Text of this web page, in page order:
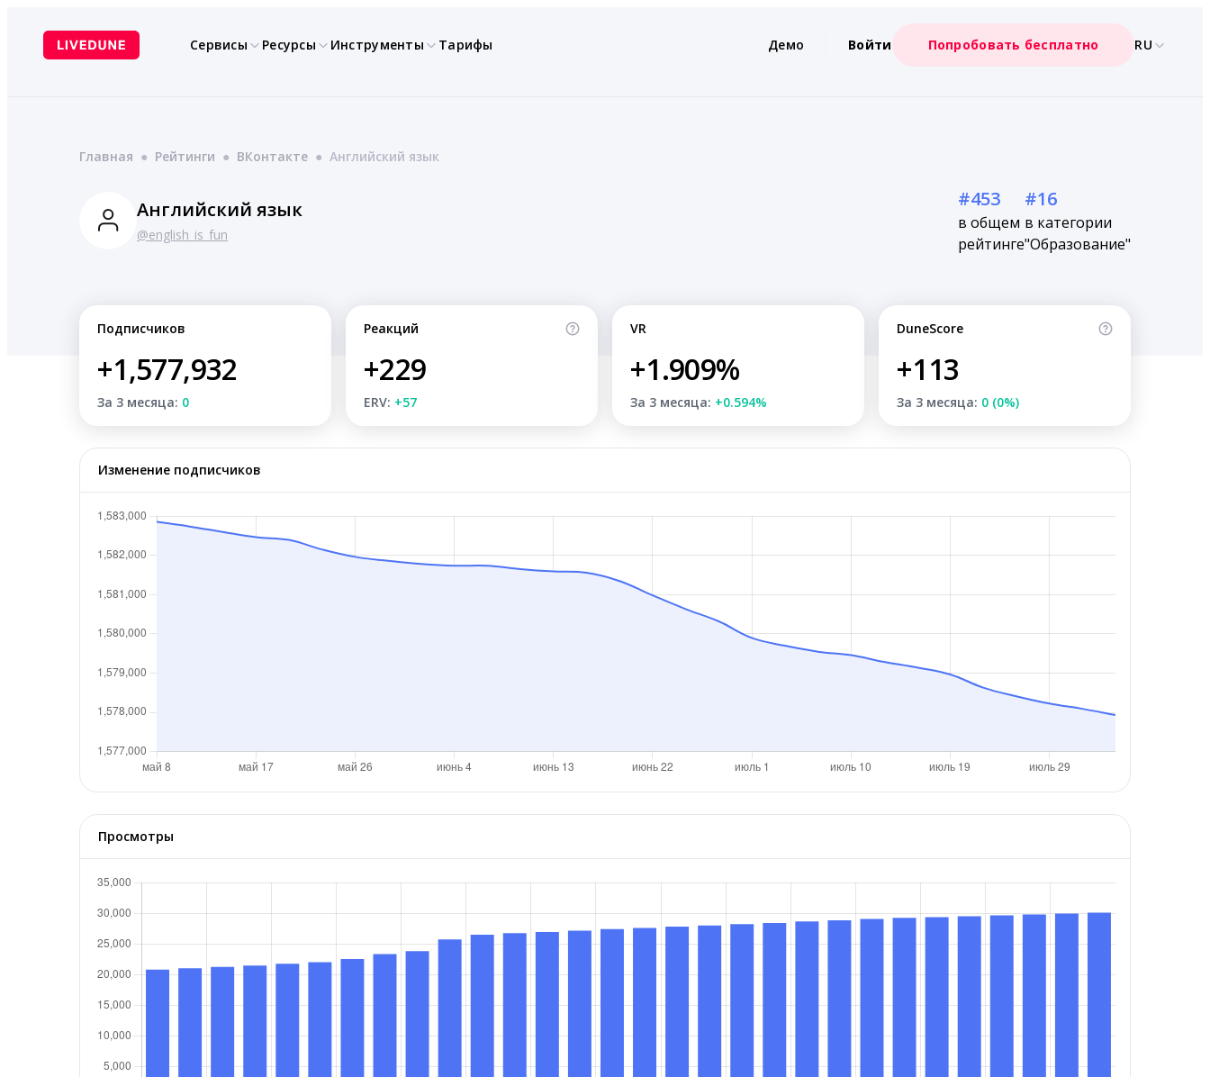
содержимому
Сервисы Ресурсы Инструменты Тарифы Демо Войти Попробовать бесплатно RU
Главная ● Рейтинги ● ВКонтакте ● Английский язык
Английский язык
@english_is_fun
#453
в общем
рейтинге
#16
в категории
"Образование"
Подписчиков
+1,577,932
За 3 месяца: 0
Реакций
+229
ERV: +57
VR
+1.909%
За 3 месяца: +0.594%
DuneScore
+113
За 3 месяца: 0 (0%)
Изменение подписчиков
Просмотры